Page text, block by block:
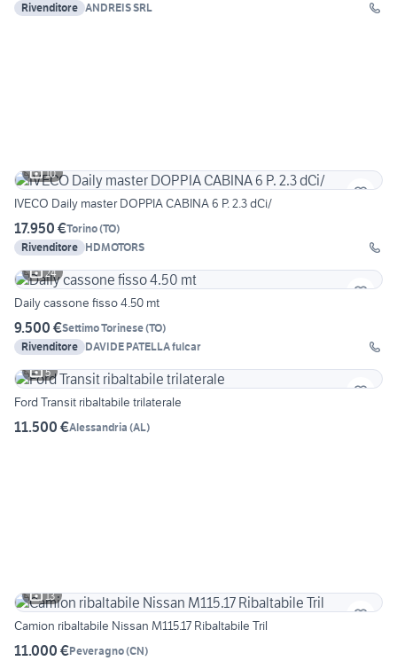
Rivenditore ANDREIS SRL
10
IVECO Daily master DOPPIA CABINA 6 P. 2.3 dCi/
17.950 €Torino(TO)
Rivenditore HDMOTORS
24
Daily cassone fisso 4.50 mt
9.500 €Settimo Torinese(TO)
Rivenditore DAVIDE PATELLA fulcar
5
Ford Transit ribaltabile trilaterale
11.500 €Alessandria (AL)
13
Camion ribaltabile Nissan M115.17 Ribaltabile Tril
11.000 €Peveragno(CN)